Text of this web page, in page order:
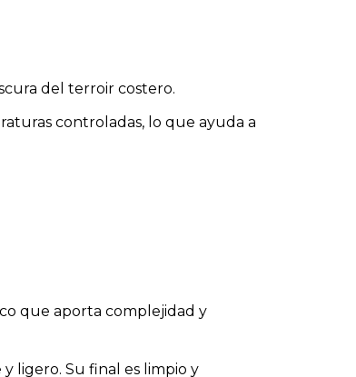
del terroir costero.
controladas, lo que ayuda a
que aporta complejidad y
ligero. Su final es limpio y